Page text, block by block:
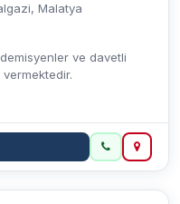
Malatya
ve davetli